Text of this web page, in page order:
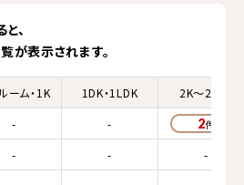
、
が表示されます。
ーム・1K 1DK・1LDK
2K～2LDK
- -
2
- -
-